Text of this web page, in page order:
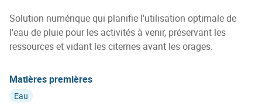
Solution numérique qui planifie l'utilisation optimale de
l'eau de pluie pour les activités à venir, préservant les
ressources et vidant les citernes avant les orages.
Matières premières
Eau